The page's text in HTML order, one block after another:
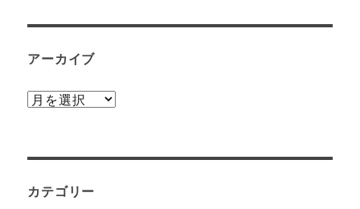
アーカイブ
ア
ブ
カテゴリー